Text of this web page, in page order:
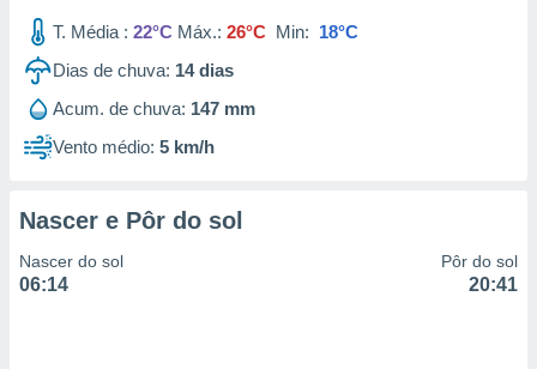
T. Média : 22°C Máx.: 26°C Min: 18°C
Dias de chuva: 14dias
Acum. de chuva: 147 mm
Vento médio: 5 km/h
Nascer e Pôr do sol
Nascer do sol
06:14
Pôr do sol
20:41